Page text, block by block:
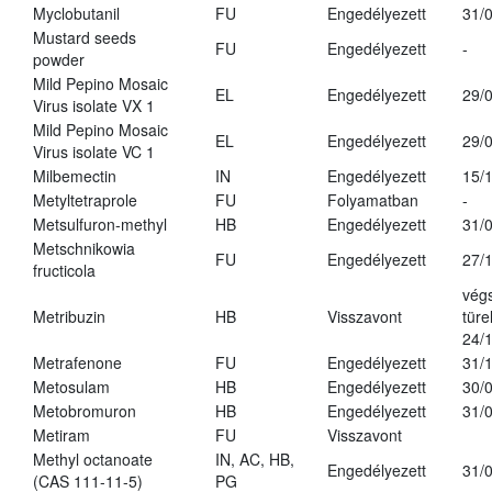
Myclobutanil
FU Engedélyezett
31/
Mustard seeds
powder
FU Engedélyezett
-
Mild Pepino Mosaic
Virus isolate VX 1
EL Engedélyezett
29/
Mild Pepino Mosaic
Virus isolate VC 1
EL Engedélyezett
29/
Milbemectin
IN Engedélyezett
15/
Metyltetraprole
FU Folyamatban
-
Metsulfuron-methyl
HB Engedélyezett
31/
Metschnikowia
fructicola
FU Engedélyezett 27/
Metribuzin HB Visszavont
24/
Metrafenone
FU Engedélyezett
31/
Metosulam
HB Engedélyezett
30/
Metobromuron
HB Engedélyezett
31/
Metiram
FU
Visszavont
Methyl octanoate
(CAS 111-11-5)
IN, AC, HB,
PG
Engedélyezett
31/